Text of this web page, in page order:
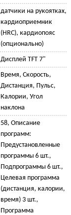
датчики на рукоятках,
кардиоприемник
(HRC), кардиопояс
(опционально)
Дисплей TFT 7"
Время, Скорость,
Дистанция, Пульс,
Калории, Угол
наклона
58, Описание
программ:
Предустановленные
программы 6 шт.,
Подпрограммы 6 шт.,
Целевая программа
(дистанция, калории,
время) 3 шт.,
Программа